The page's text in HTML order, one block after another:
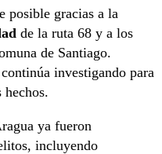
posible gracias a la
de la ruta 68 y a los
de Santiago.
investigando para
hechos.
ya fueron
incluyendo